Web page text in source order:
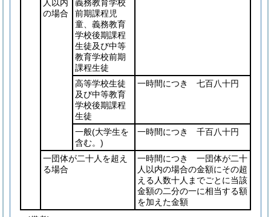
人以内
の場合
義務教育学校
前期課程児
童、義務教育
学校後期課程
生徒及び中等
教育学校前期
課程生徒
高等学校生徒
及び中等教育
学校後期課程
生徒
一時間につき 七百八十円
一般(大学生を
含む。)
一時間につき 千百八十円
一団体が二十人を超え
る場合
一時間につき 一団体が二十
人以内の場合の金額にその超
える人数十人までごとに当該
金額の二分の一に相当する額
を加えた金額